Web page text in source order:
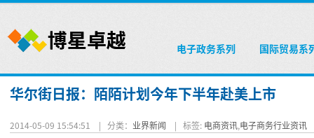
电子政务系列 国际贸易系
华尔街日报：陌陌计划今年下半年赴美上市
2014-05-09 15:54:51 | 分类： 业界新闻 | 标签: 电商资讯,电子商务行业资讯